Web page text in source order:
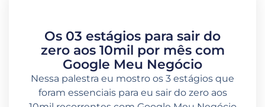
Os 03 estágios para sair do
zero aos 10mil por mês com
Google Meu Negócio
Nessa palestra eu mostro os 3 estágios que
foram essenciais para eu sair do zero aos